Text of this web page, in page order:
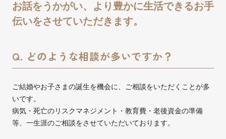
お話をうかがい、より豊かに生活できるお手
伝いをさせていただきます。
Q. どのような相談が多いですか？
ご結婚やお子さまの誕生を機会に、ご相談をいただくことが多
いです。
病気・死亡のリスクマネジメント・教育費・老後資金の準備
等、一生涯のご相談をさせていただいております。